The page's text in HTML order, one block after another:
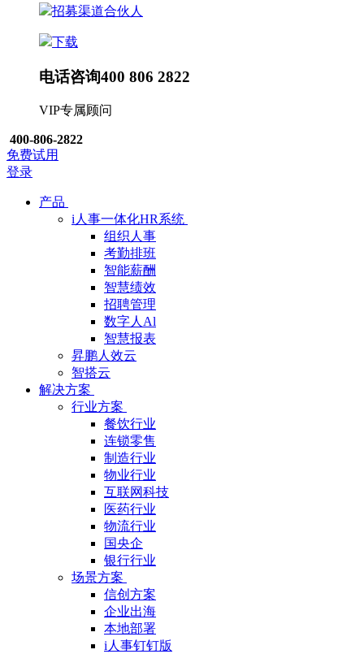
招募渠道合伙人
下载
电话咨询400 806 2822
VIP专属顾问
400-806-2822
免费试用
登录
产品
i人事一体化HR系统
组织人事
考勤排班
智能薪酬
智慧绩效
招聘管理
数字人Al
智慧报表
昇鹏人效云
智搭云
解决方案
行业方案
餐饮行业
连锁零售
制造行业
物业行业
互联网科技
医药行业
物流行业
国央企
银行行业
场景方案
信创方案
企业出海
本地部署
i人事钉钉版